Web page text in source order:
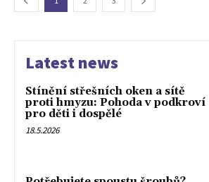
Latest news
Stínění střešních oken a sítě
proti hmyzu: Pohoda v podkroví
pro děti i dospělé
18.5.2026